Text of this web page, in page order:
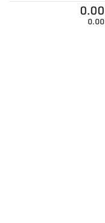
0.00
0.00